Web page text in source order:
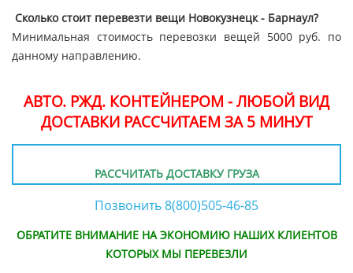
Сколько стоит перевезти вещи Новокузнецк - Барнаул?
Минимальная стоимость перевозки вещей 5000 руб. по
данному направлению.
АВТО. РЖД. КОНТЕЙНЕРОМ - ЛЮБОЙ ВИД
ДОСТАВКИ РАССЧИТАЕМ ЗА 5 МИНУТ
РАССЧИТАТЬ ДОСТАВКУ ГРУЗА
Позвонить 8(800)505-46-85
ОБРАТИТЕ ВНИМАНИЕ НА ЭКОНОМИЮ НАШИХ КЛИЕНТОВ
КОТОРЫХ МЫ ПЕРЕВЕЗЛИ